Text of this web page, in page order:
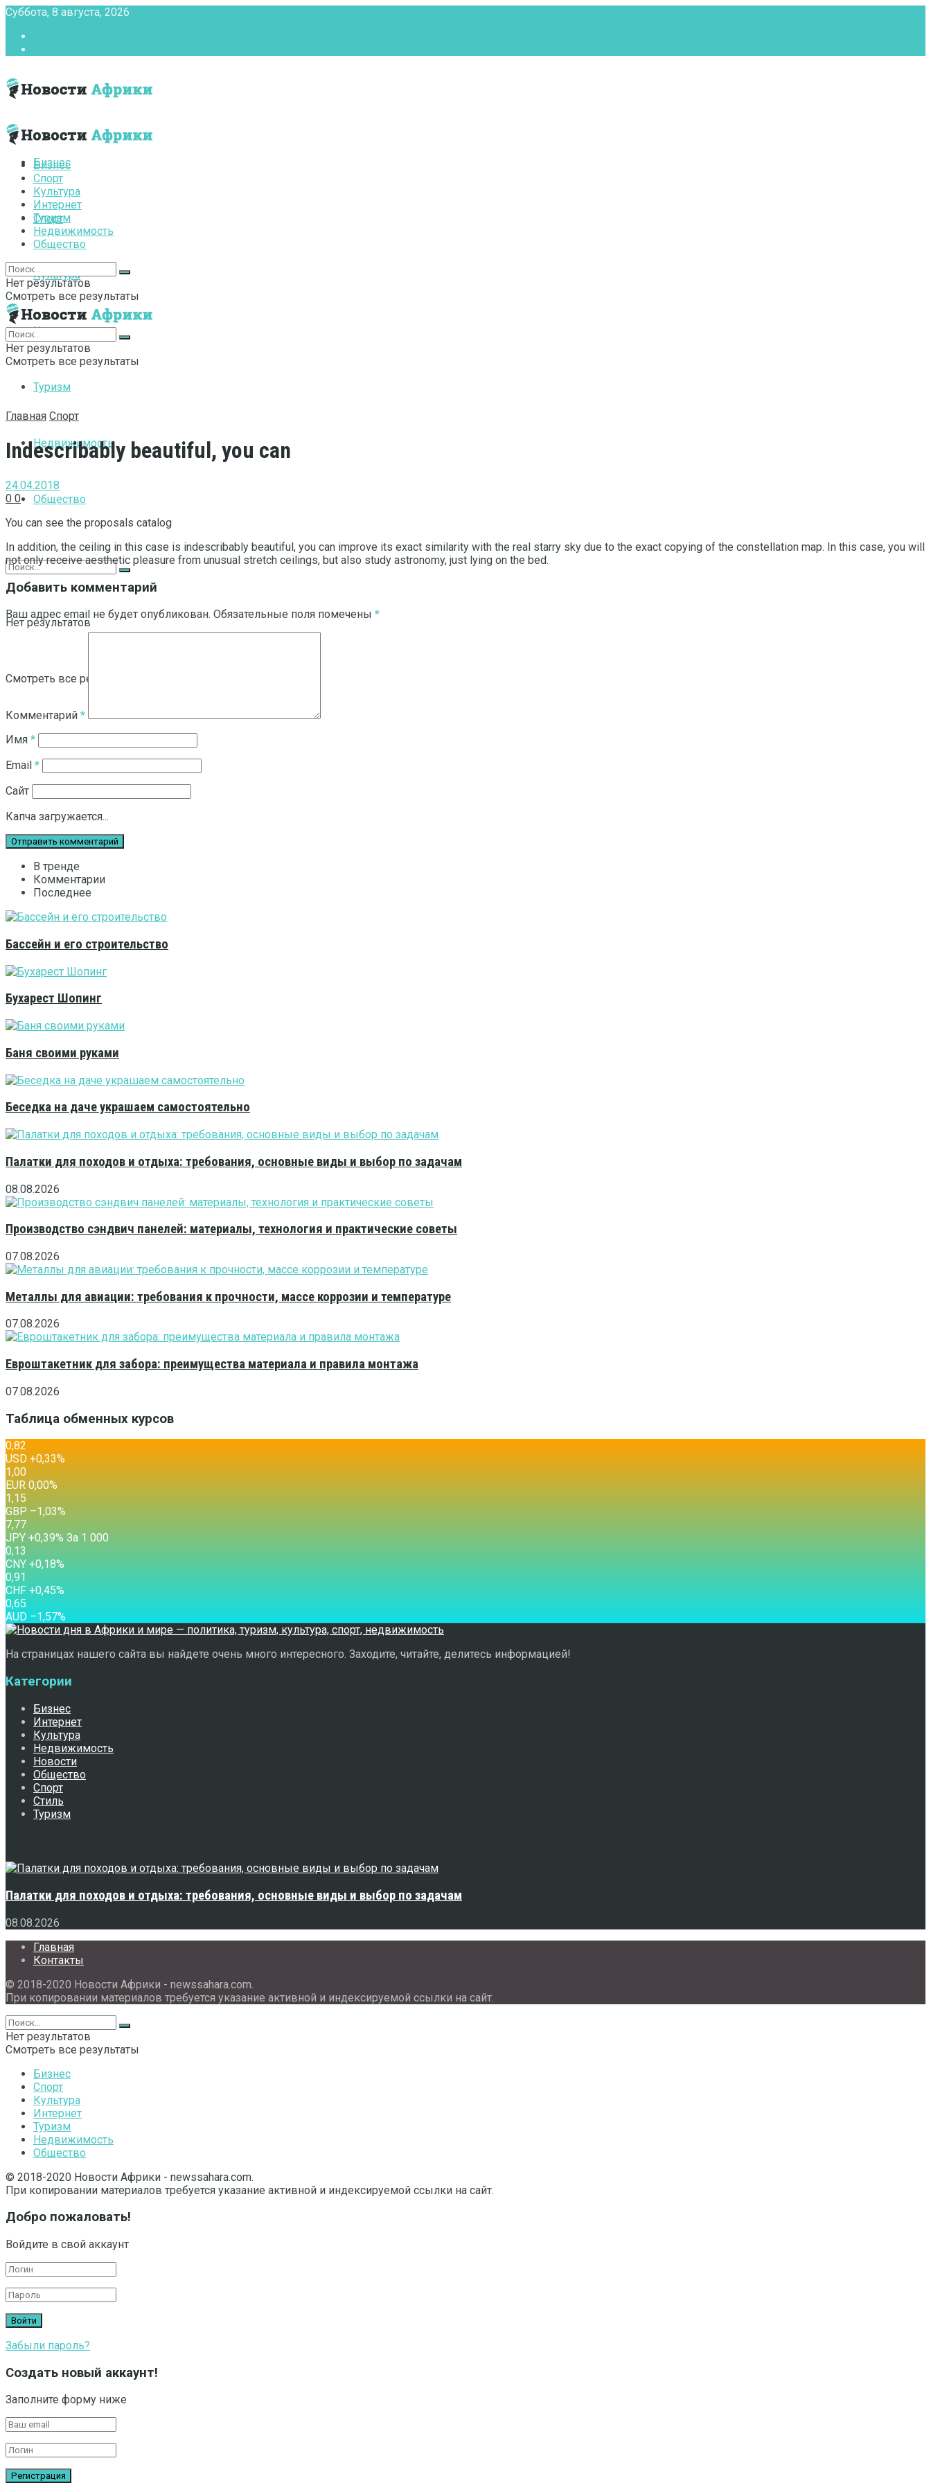
Суббота, 8 августа, 2026
Бизнес
Спорт
Культура
Интернет
Туризм
Недвижимость
Общество
Нет результатов
Смотреть все результаты
Бизнес
Спорт
Культура
Интернет
Туризм
Недвижимость
Общество
Нет результатов
Смотреть все результаты
Нет результатов
Смотреть все результаты
Главная Спорт
Indescribably beautiful, you can
24.04.2018
0 0
You can see the proposals catalog
In addition, the ceiling in this case is indescribably beautiful, you can improve its exact similarity with the real starry sky due to the exact copying of the constellation map. In this case, you will
not only receive aesthetic pleasure from unusual stretch ceilings, but also study astronomy, just lying on the bed.
Добавить комментарий
Ваш адрес email не будет опубликован. Обязательные поля помечены *
Комментарий *
Имя *
Email *
Сайт
Капча загружается...
В тренде
Комментарии
Последнее
Бассейн и его строительство
Бухарест Шопинг
Баня своими руками
Беседка на даче украшаем самостоятельно
Палатки для походов и отдыха: требования, основные виды и выбор по задачам
08.08.2026
Производство сэндвич панелей: материалы, технология и практические советы
07.08.2026
Металлы для авиации: требования к прочности, массе коррозии и температуре
07.08.2026
Евроштакетник для забора: преимущества материала и правила монтажа
07.08.2026
Таблица обменных курсов
0,82
USD +0,33%
1,00
EUR 0,00%
1,15
GBP –1,03%
7,77
JPY +0,39% За 1 000
0,13
CNY +0,18%
0,91
CHF +0,45%
0,65
AUD –1,57%
На страницах нашего сайта вы найдете очень много интересного. Заходите, читайте, делитесь информацией!
Категории
Бизнес
Интернет
Культура
Недвижимость
Новости
Общество
Спорт
Стиль
Туризм
Палатки для походов и отдыха: требования, основные виды и выбор по задачам
08.08.2026
Главная
Контакты
© 2018-2020 Новости Африки - newssahara.com.
При копировании материалов требуется указание активной и индексируемой ссылки на сайт.
Нет результатов
Смотреть все результаты
Бизнес
Спорт
Культура
Интернет
Туризм
Недвижимость
Общество
© 2018-2020 Новости Африки - newssahara.com.
При копировании материалов требуется указание активной и индексируемой ссылки на сайт.
Добро пожаловать!
Войдите в свой аккаунт
Забыли пароль?
Создать новый аккаунт!
Заполните форму ниже